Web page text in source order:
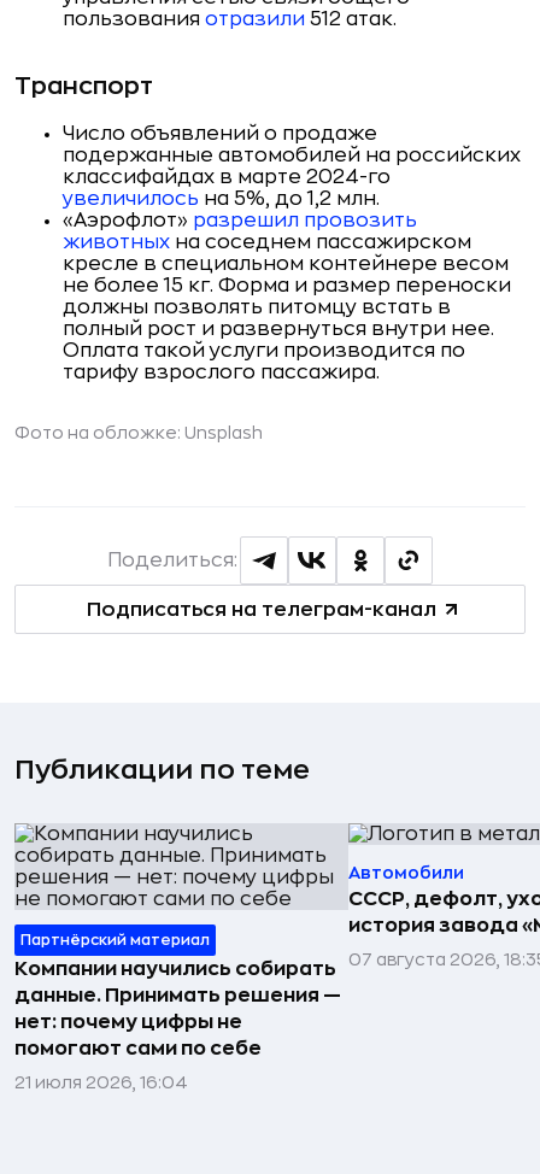
пользования отразили 512 атак.
Транспорт
Число объявлений о продаже
подержанные автомобилей на российских
классифайдах в марте 2024-го
увеличилось на 5%, до 1,2 млн.
«Аэрофлот» разрешил провозить
животных на соседнем пассажирском
кресле в специальном контейнере весом
не более 15 кг. Форма и размер переноски
должны позволять питомцу встать в
полный рост и развернуться внутри нее.
Оплата такой услуги производится по
тарифу взрослого пассажира.
Фото на обложке: Unsplash
Подписаться на телеграм-канал
Поделиться:
Публикации по теме
Партнёрский материал
Компании научились собирать
данные. Принимать решения —
нет: почему цифры не
помогают сами по себе
21 июля 2026, 16:04
Автомобили
СССР, дефолт,
история завода
07 августа 2026,